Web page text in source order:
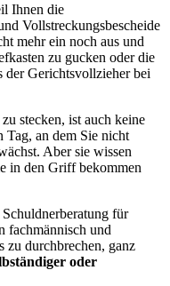
Ihnen die
Vollstreckungsbescheide
mehr ein noch aus und
zu gucken oder die
der Gerichtsvollzieher bei
stecken, ist auch keine
Tag, an dem Sie nicht
Aber sie wissen
in den Griff bekommen
für
fachmännisch und
zu durchbrechen, ganz
oder